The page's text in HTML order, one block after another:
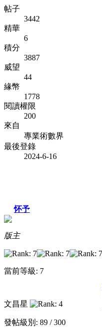
帖子
3442
精華
6
積分
3887
威望
44
緣幣
1778
閱讀權限
200
來自
專業術數界
最後登錄
2024-6-16
怀予
版主
當前等級: 7
文昌星
發帖級別: 89 / 300